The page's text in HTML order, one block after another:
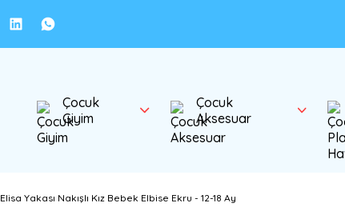
Çocuk
Giyim
Çocuk
Aksesuar
Elisa Yakası Nakışlı Kız Bebek Elbise Ekru - 12-18 Ay